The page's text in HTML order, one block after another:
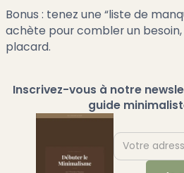
Bonus : tenez une “liste de
achète pour combler un
placard.
Inscrivez-vous à notre
guide